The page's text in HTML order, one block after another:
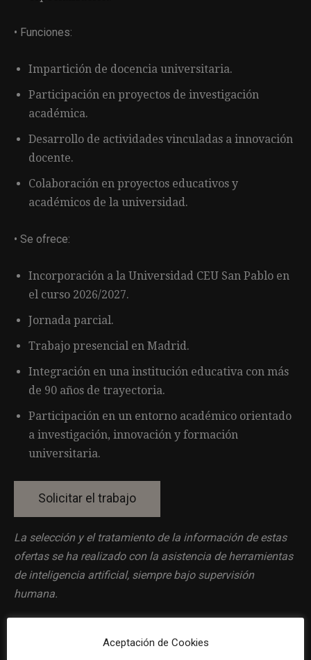
• Funciones:
Impartición de docencia universitaria.
Participación en proyectos de investigación
académica.
Desarrollo de actividades vinculadas a innovación
docente.
Colaboración en proyectos educativos y
académicos de la universidad.
• Se ofrece:
Incorporación a la Universidad CEU San Pablo en
el curso 2026/2027.
Jornada parcial.
Trabajo presencial en Madrid.
Integración en una institución educativa con más
de 90 años de trayectoria.
Participación en un entorno académico orientado
a investigación, innovación y formación
universitaria.
La selección y el tratamiento de la información de estas
ofertas se ha realizado con la asistencia de herramientas
de inteligencia artificial, siempre bajo supervisión
humana.
Aceptación de Cookies